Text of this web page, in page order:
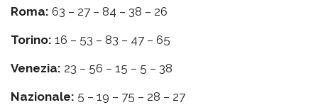
Roma: 63 – 27 – 84 – 38 – 26
Torino: 16 – 53 – 83 – 47 – 65
Venezia: 23 – 56 – 15 – 5 – 38
Nazionale: 5 – 19 – 75 – 28 – 27